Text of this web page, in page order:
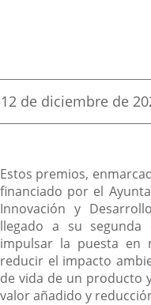
Fecha
la
12 de diciembre de
Descripción
Estos premios,
financiado por el
Innovación y
llegado a su
impulsar la puesta en
reducir el impacto
de vida de un producto
valor añadido y